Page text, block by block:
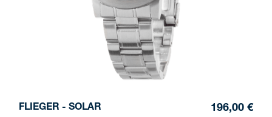
FLIEGER - SOLAR 196,00 €